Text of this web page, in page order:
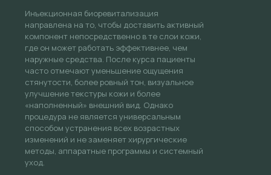
Инъекционная биоревитализация
направлена на то, чтобы доставить активный
компонент непосредственно в те слои кожи,
где он может работать эффективнее, чем
наружные средства. После курса пациенты
часто отмечают уменьшение ощущения
стянутости, более ровный тон, визуальное
улучшение текстуры кожи и более
«наполненный» внешний вид. Однако
процедура не является универсальным
способом устранения всех возрастных
изменений и не заменяет хирургические
методы, аппаратные программы и системный
уход.